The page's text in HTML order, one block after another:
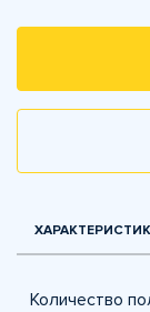
Количество